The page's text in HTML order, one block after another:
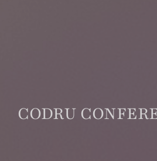
CODRU